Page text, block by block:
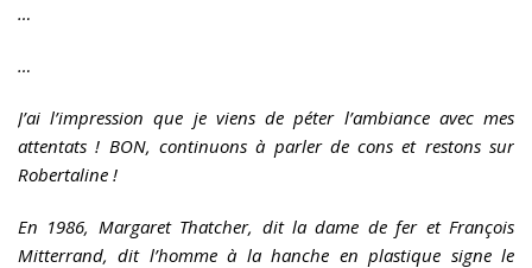
…
…
J’ai l’impression que je viens de péter l’ambiance avec mes
attentats ! BON, continuons à parler de cons et restons sur
Robertaline !
En 1986, Margaret Thatcher, dit la dame de fer et François
Mitterrand, dit l’homme à la hanche en plastique signe le